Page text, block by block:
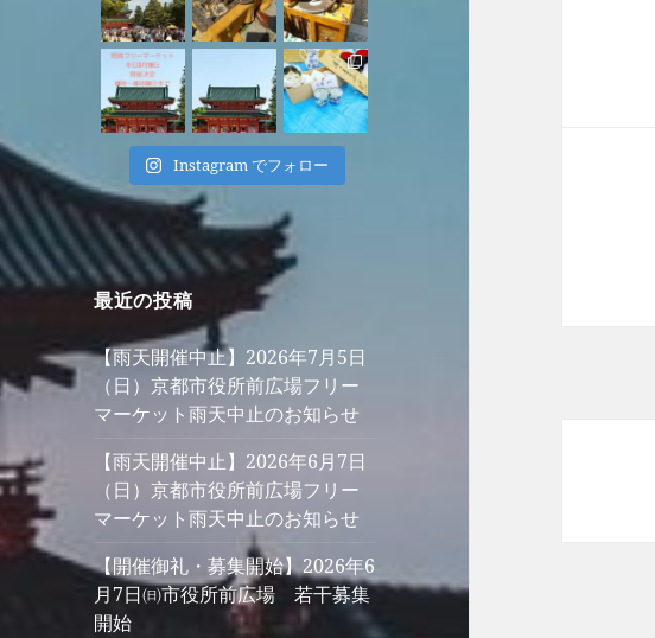
Instagram でフォロー
最近の投稿
【雨天開催中止】2026年7月5日
（日）京都市役所前広場フリー
マーケット雨天中止のお知らせ
【雨天開催中止】2026年6月7日
（日）京都市役所前広場フリー
マーケット雨天中止のお知らせ
【開催御礼・募集開始】2026年6
月7日㈰市役所前広場 若干募集
開始